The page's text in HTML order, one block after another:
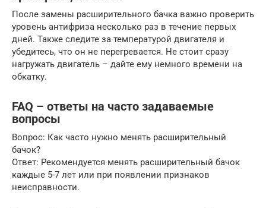
После замены расширительного бачка важно проверить
уровень антифриза несколько раз в течение первых
дней. Также следите за температурой двигателя и
убедитесь, что он не перегревается. Не стоит сразу
нагружать двигатель – дайте ему немного времени на
обкатку.
FAQ – ответы на часто задаваемые
вопросы
Вопрос: Как часто нужно менять расширительный
бачок?
Ответ: Рекомендуется менять расширительный бачок
каждые 5-7 лет или при появлении признаков
неисправности.